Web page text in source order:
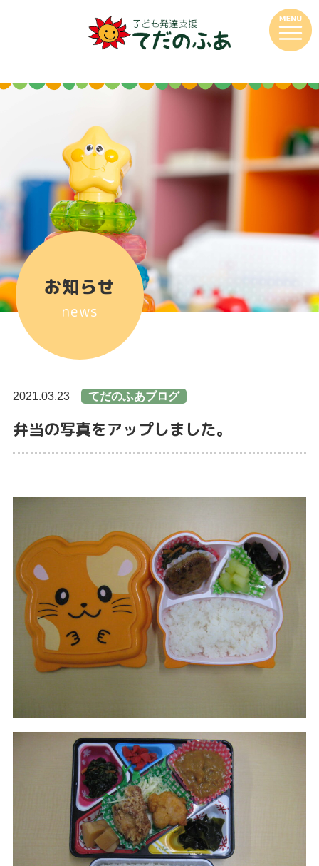
お知らせ
news
2021.03.23 てだのふあブログ
弁当の写真をアップしました。